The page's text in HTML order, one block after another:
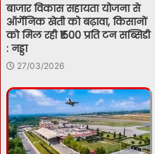
बाजार विकास सहायता योजना से
ऑर्गेनिक खेती को बढ़ावा, किसानों
को मिल रही ₹1500 प्रति टन सब्सिडी
: नड्डा
27/03/2026